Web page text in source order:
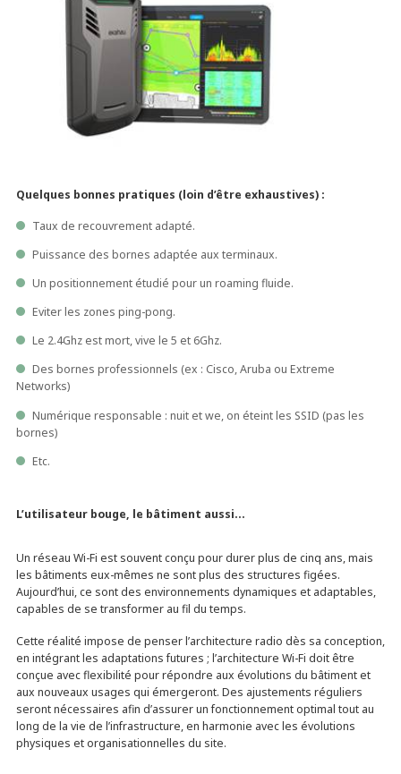
Quelques bonnes pratiques (loin d’être exhaustives) :
Taux de recouvrement adapté.
Puissance des bornes adaptée aux terminaux.
Un positionnement étudié pour un roaming fluide.
Eviter les zones ping-pong.
Le 2.4Ghz est mort, vive le 5 et 6Ghz.
Des bornes professionnels (ex : Cisco, Aruba ou Extreme
Networks)
Numérique responsable : nuit et we, on éteint les SSID (pas les
bornes)
Etc.
L’utilisateur bouge, le bâtiment aussi…
Un réseau Wi-Fi est souvent conçu pour durer plus de cinq ans, mais
les bâtiments eux-mêmes ne sont plus des structures figées.
Aujourd’hui, ce sont des environnements dynamiques et adaptables,
capables de se transformer au fil du temps.
Cette réalité impose de penser l’architecture radio dès sa conception,
en intégrant les adaptations futures ; l’architecture Wi-Fi doit être
conçue avec flexibilité pour répondre aux évolutions du bâtiment et
aux nouveaux usages qui émergeront. Des ajustements réguliers
seront nécessaires afin d’assurer un fonctionnement optimal tout au
long de la vie de l’infrastructure, en harmonie avec les évolutions
physiques et organisationnelles du site.